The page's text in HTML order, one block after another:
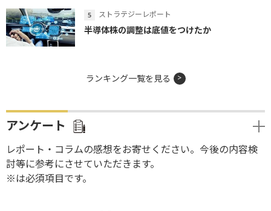
ストラテジーレポート
半導体株の調整は底値をつけたか
ランキング一覧を見る
アンケート
レポート・コラムの感想をお寄せください。今後の内容検
討等に参考にさせていただきます。
※は必須項目です。